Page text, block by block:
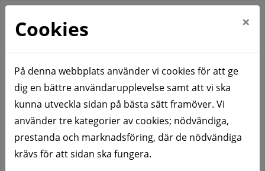
Hem Våra bostadsområden
Charlottenberg
Örngatan 1-15 (udda husnummer)
Örngatan 1-15 (udda
Cookies ×
På denna webbplats använder vi cookies för att ge
dig en bättre användarupplevelse samt att vi ska
kunna utveckla sidan på bästa sätt framöver. Vi
använder tre kategorier av cookies; nödvändiga,
prestanda och marknadsföring, där de nödvändiga
krävs för att sidan ska fungera.